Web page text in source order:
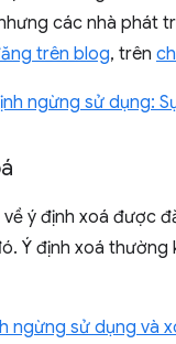
các nhà phát
trên blog, trên
ngừng sử dụng:
ý định xoá được
Ý định xoá
ngừng sử dụng và